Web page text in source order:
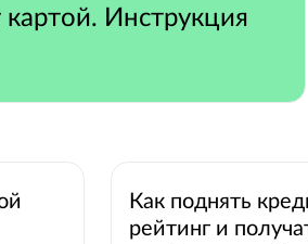
картой. Инструкция
Как поднять
рейтинг и